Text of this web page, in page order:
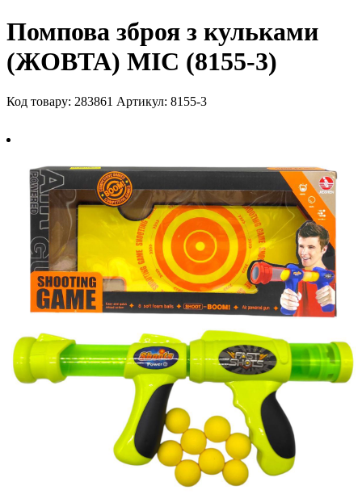
Помпова зброя з кульками
(ЖОВТА) MIC (8155-3)
Код товару: 283861 Артикул: 8155-3